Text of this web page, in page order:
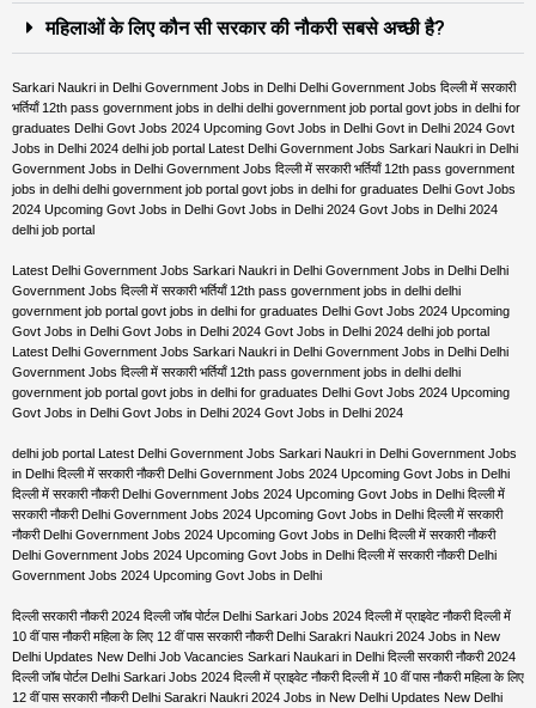
महिलाओं के लिए कौन सी सरकार की नौकरी सबसे अच्छी है?
Sarkari Naukri in Delhi Government Jobs in Delhi Delhi Government Jobs दिल्ली में सरकारी
भर्तियाँ 12th pass government jobs in delhi delhi government job portal govt jobs in delhi for
graduates Delhi Govt Jobs 2024 Upcoming Govt Jobs in Delhi Govt in Delhi 2024 Govt
Jobs in Delhi 2024 delhi job portal Latest Delhi Government Jobs Sarkari Naukri in Delhi
Government Jobs in Delhi Government Jobs दिल्ली में सरकारी भर्तियाँ 12th pass government
jobs in delhi delhi government job portal govt jobs in delhi for graduates Delhi Govt Jobs
2024 Upcoming Govt Jobs in Delhi Govt Jobs in Delhi 2024 Govt Jobs in Delhi 2024
delhi job portal
Latest Delhi Government Jobs Sarkari Naukri in Delhi Government Jobs in Delhi Delhi
Government Jobs दिल्ली में सरकारी भर्तियाँ 12th pass government jobs in delhi delhi
government job portal govt jobs in delhi for graduates Delhi Govt Jobs 2024 Upcoming
Govt Jobs in Delhi Govt Jobs in Delhi 2024 Govt Jobs in Delhi 2024 delhi job portal
Latest Delhi Government Jobs Sarkari Naukri in Delhi Government Jobs in Delhi Delhi
Government Jobs दिल्ली में सरकारी भर्तियाँ 12th pass government jobs in delhi delhi
government job portal govt jobs in delhi for graduates Delhi Govt Jobs 2024 Upcoming
Govt Jobs in Delhi Govt Jobs in Delhi 2024 Govt Jobs in Delhi 2024
delhi job portal Latest Delhi Government Jobs Sarkari Naukri in Delhi Government Jobs
in Delhi दिल्ली में सरकारी नौकरी Delhi Government Jobs 2024 Upcoming Govt Jobs in Delhi
दिल्ली में सरकारी नौकरी Delhi Government Jobs 2024 Upcoming Govt Jobs in Delhi दिल्ली में
सरकारी नौकरी Delhi Government Jobs 2024 Upcoming Govt Jobs in Delhi दिल्ली में सरकारी
नौकरी Delhi Government Jobs 2024 Upcoming Govt Jobs in Delhi दिल्ली में सरकारी नौकरी
Delhi Government Jobs 2024 Upcoming Govt Jobs in Delhi दिल्ली में सरकारी नौकरी Delhi
Government Jobs 2024 Upcoming Govt Jobs in Delhi
दिल्ली सरकारी नौकरी 2024 दिल्ली जॉब पोर्टल Delhi Sarkari Jobs 2024 दिल्ली में प्राइवेट नौकरी दिल्ली में
10 वीं पास नौकरी महिला के लिए 12 वीं पास सरकारी नौकरी Delhi Sarakri Naukri 2024 Jobs in New
Delhi Updates New Delhi Job Vacancies Sarkari Naukari in Delhi दिल्ली सरकारी नौकरी 2024
दिल्ली जॉब पोर्टल Delhi Sarkari Jobs 2024 दिल्ली में प्राइवेट नौकरी दिल्ली में 10 वीं पास नौकरी महिला के लिए
12 वीं पास सरकारी नौकरी Delhi Sarakri Naukri 2024 Jobs in New Delhi Updates New Delhi